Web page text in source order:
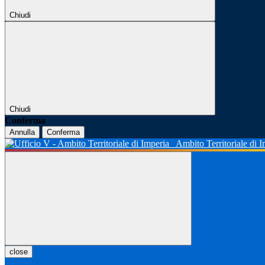
Chiudi
Chiudi
Conferma
Annulla Conferma
Ambito Territoriale di
close